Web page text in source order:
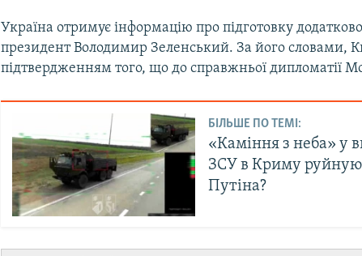
Україна отримує інформацію про підготовку додаткової
президент Володимир Зеленський. За його словами,
підтвердженням того, що до справжньої дипломатії
БІЛЬШЕ ПО ТЕМІ:
«Каміння з неба» у
ЗСУ в Криму
Путіна?